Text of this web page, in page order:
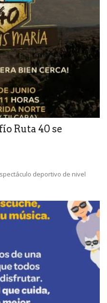
Ruta 40 se
deportivo de nivel